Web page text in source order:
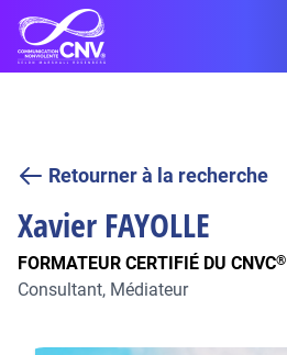
Retourner à la recherche
XavierFAYOLLE
FORMATEUR CERTIFIÉ DU CNVC®
Consultant, Médiateur